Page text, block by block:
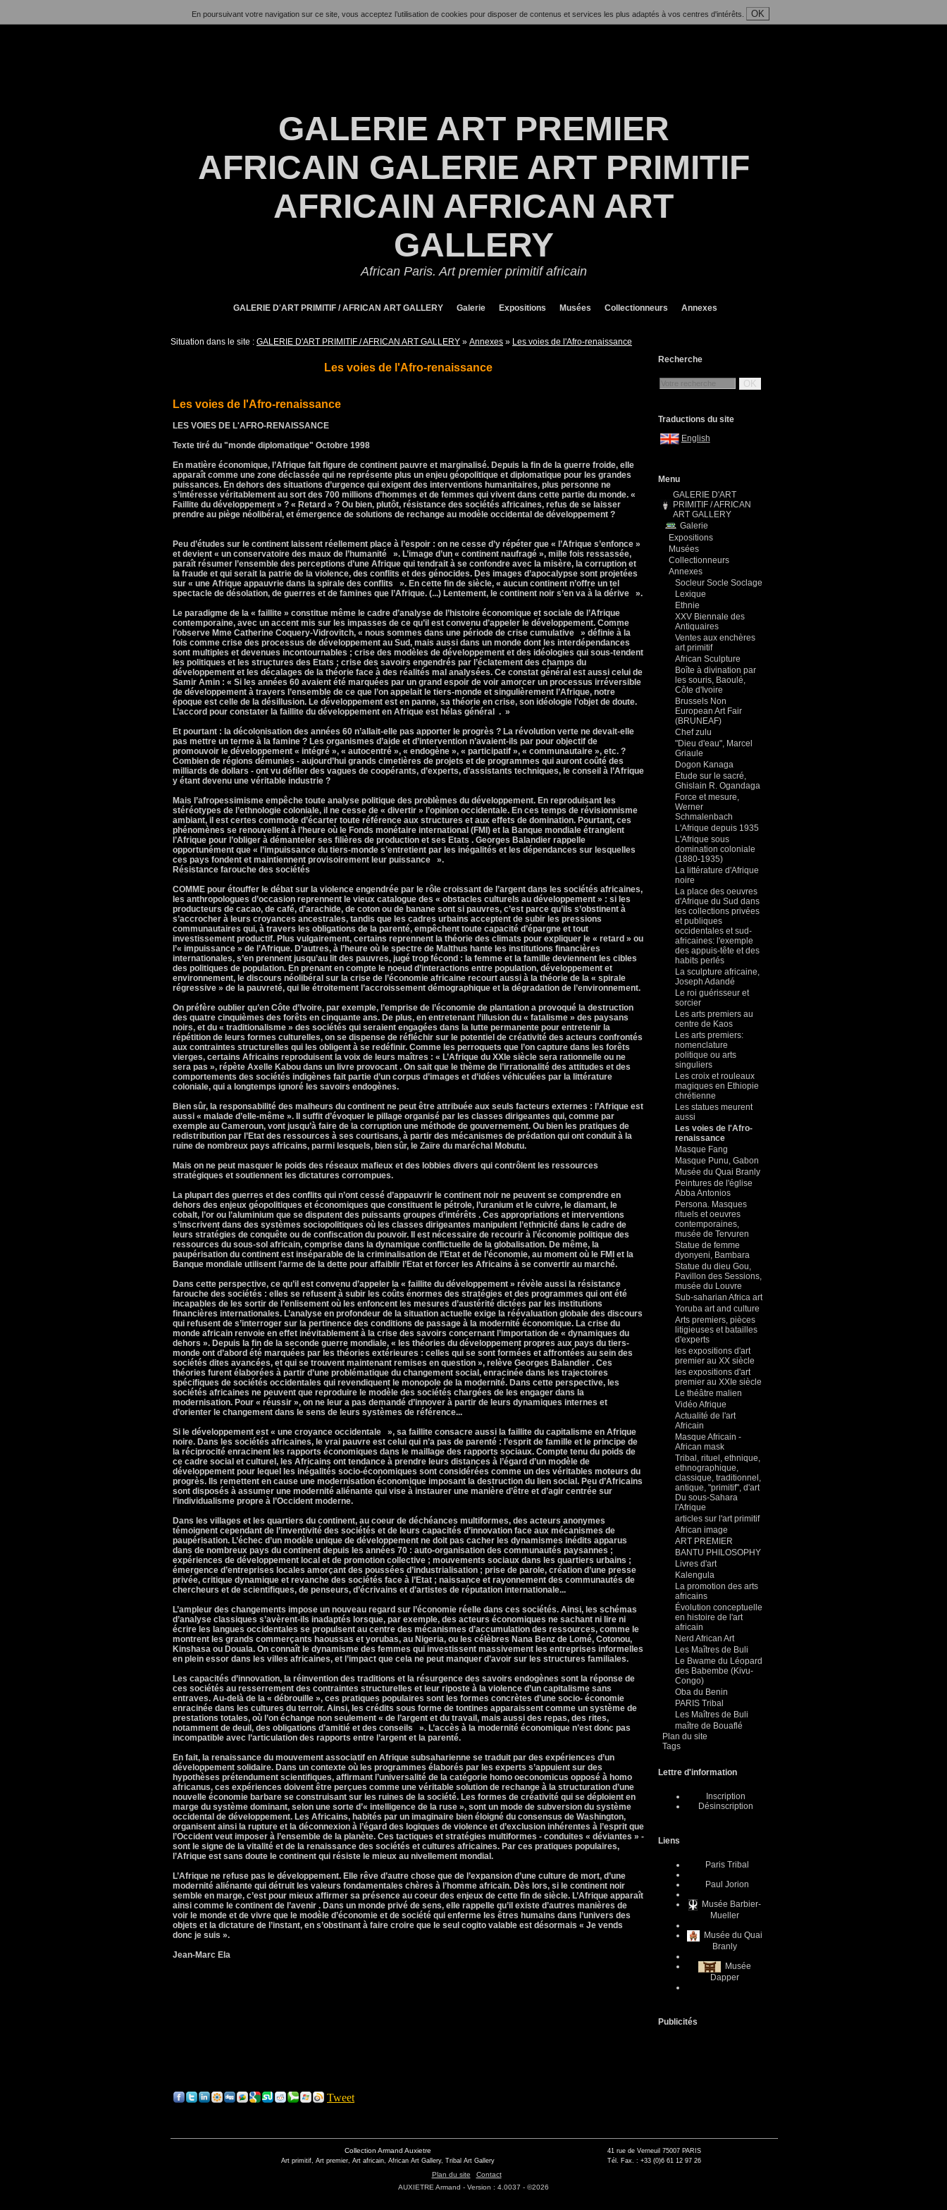
En poursuivant votre navigation sur ce site, vous acceptez l’utilisation de cookies pour disposer de contenus et services les plus adaptés à vos centres d'intérêts. OK
GALERIE ART PREMIER
AFRICAIN GALERIE ART PRIMITIF
AFRICAIN AFRICAN ART
GALLERY
African Paris. Art premier primitif africain
GALERIE D'ART PRIMITIF / AFRICAN ART GALLERY Galerie Expositions Musées Collectionneurs Annexes
Situation dans le site : GALERIE D'ART PRIMITIF / AFRICAN ART GALLERY » Annexes » Les voies de l'Afro-renaissance
Les voies de l'Afro-renaissance
Les voies de l'Afro-renaissance
LES VOIES DE L'AFRO-RENAISSANCE
Texte tiré du "monde diplomatique" Octobre 1998
En matière économique, l’Afrique fait figure de continent pauvre et marginalisé. Depuis la fin de la guerre froide, elle
apparaît comme une zone déclassée qui ne représente plus un enjeu géopolitique et diplomatique pour les grandes
puissances. En dehors des situations d’urgence qui exigent des interventions humanitaires, plus personne ne
s’intéresse véritablement au sort des 700 millions d’hommes et de femmes qui vivent dans cette partie du monde. «
Faillite du développement » ? « Retard » ? Ou bien, plutôt, résistance des sociétés africaines, refus de se laisser
prendre au piège néolibéral, et émergence de solutions de rechange au modèle occidental de développement ?
Peu d’études sur le continent laissent réellement place à l’espoir : on ne cesse d’y répéter que « l’Afrique s’enfonce »
et devient « un conservatoire des maux de l’humanité ». L’image d’un « continent naufragé », mille fois ressassée,
paraît résumer l’ensemble des perceptions d’une Afrique qui tendrait à se confondre avec la misère, la corruption et
la fraude et qui serait la patrie de la violence, des conflits et des génocides. Des images d’apocalypse sont projetées
sur « une Afrique appauvrie dans la spirale des conflits ». En cette fin de siècle, « aucun continent n’offre un tel
spectacle de désolation, de guerres et de famines que l’Afrique. (...) Lentement, le continent noir s’en va à la dérive ».
Le paradigme de la « faillite » constitue même le cadre d’analyse de l’histoire économique et sociale de l’Afrique
contemporaine, avec un accent mis sur les impasses de ce qu’il est convenu d’appeler le développement. Comme
l’observe Mme Catherine Coquery-Vidrovitch, « nous sommes dans une période de crise cumulative » définie à la
fois comme crise des processus de développement au Sud, mais aussi dans un monde dont les interdépendances
sont multiples et devenues incontournables ; crise des modèles de développement et des idéologies qui sous-tendent
les politiques et les structures des Etats ; crise des savoirs engendrés par l’éclatement des champs du
développement et les décalages de la théorie face à des réalités mal analysées. Ce constat général est aussi celui de
Samir Amin : « Si les années 60 avaient été marquées par un grand espoir de voir amorcer un processus irréversible
de développement à travers l’ensemble de ce que l’on appelait le tiers-monde et singulièrement l’Afrique, notre
époque est celle de la désillusion. Le développement est en panne, sa théorie en crise, son idéologie l’objet de doute.
L’accord pour constater la faillite du développement en Afrique est hélas général . »
Et pourtant : la décolonisation des années 60 n’allait-elle pas apporter le progrès ? La révolution verte ne devait-elle
pas mettre un terme à la famine ? Les organismes d’aide et d’intervention n’avaient-ils par pour objectif de
promouvoir le développement « intégré », « autocentré », « endogène », « participatif », « communautaire », etc. ?
Combien de régions démunies - aujourd’hui grands cimetières de projets et de programmes qui auront coûté des
milliards de dollars - ont vu défiler des vagues de coopérants, d’experts, d’assistants techniques, le conseil à l’Afrique
y étant devenu une véritable industrie ?
Mais l’afropessimisme empêche toute analyse politique des problèmes du développement. En reproduisant les
stéréotypes de l’ethnologie coloniale, il ne cesse de « divertir » l’opinion occidentale. En ces temps de révisionnisme
ambiant, il est certes commode d’écarter toute référence aux structures et aux effets de domination. Pourtant, ces
phénomènes se renouvellent à l’heure où le Fonds monétaire international (FMI) et la Banque mondiale étranglent
l’Afrique pour l’obliger à démanteler ses filières de production et ses Etats . Georges Balandier rappelle
opportunément que « l’impuissance du tiers-monde s’entretient par les inégalités et les dépendances sur lesquelles
ces pays fondent et maintiennent provisoirement leur puissance ».
Résistance farouche des sociétés
COMME pour étouffer le débat sur la violence engendrée par le rôle croissant de l’argent dans les sociétés africaines,
les anthropologues d’occasion reprennent le vieux catalogue des « obstacles culturels au développement » : si les
producteurs de cacao, de café, d’arachide, de coton ou de banane sont si pauvres, c’est parce qu’ils s’obstinent à
s’accrocher à leurs croyances ancestrales, tandis que les cadres urbains acceptent de subir les pressions
communautaires qui, à travers les obligations de la parenté, empêchent toute capacité d’épargne et tout
investissement productif. Plus vulgairement, certains reprennent la théorie des climats pour expliquer le « retard » ou
l’« impuissance » de l’Afrique. D’autres, à l’heure où le spectre de Malthus hante les institutions financières
internationales, s’en prennent jusqu’au lit des pauvres, jugé trop fécond : la femme et la famille deviennent les cibles
des politiques de population. En prenant en compte le noeud d’interactions entre population, développement et
environnement, le discours néolibéral sur la crise de l’économie africaine recourt aussi à la théorie de la « spirale
régressive » de la pauvreté, qui lie étroitement l’accroissement démographique et la dégradation de l’environnement.
On préfère oublier qu’en Côte d’Ivoire, par exemple, l’emprise de l’économie de plantation a provoqué la destruction
des quatre cinquièmes des forêts en cinquante ans. De plus, en entretenant l’illusion du « fatalisme » des paysans
noirs, et du « traditionalisme » des sociétés qui seraient engagées dans la lutte permanente pour entretenir la
répétition de leurs formes culturelles, on se dispense de réfléchir sur le potentiel de créativité des acteurs confrontés
aux contraintes structurelles qui les obligent à se redéfinir. Comme les perroquets que l’on capture dans les forêts
vierges, certains Africains reproduisent la voix de leurs maîtres : « L’Afrique du XXIe siècle sera rationnelle ou ne
sera pas », répète Axelle Kabou dans un livre provocant . On sait que le thème de l’irrationalité des attitudes et des
comportements des sociétés indigènes fait partie d’un corpus d’images et d’idées véhiculées par la littérature
coloniale, qui a longtemps ignoré les savoirs endogènes.
Bien sûr, la responsabilité des malheurs du continent ne peut être attribuée aux seuls facteurs externes : l’Afrique est
aussi « malade d’elle-même ». Il suffit d’évoquer le pillage organisé par les classes dirigeantes qui, comme par
exemple au Cameroun, vont jusqu’à faire de la corruption une méthode de gouvernement. Ou bien les pratiques de
redistribution par l’Etat des ressources à ses courtisans, à partir des mécanismes de prédation qui ont conduit à la
ruine de nombreux pays africains, parmi lesquels, bien sûr, le Zaïre du maréchal Mobutu.
Mais on ne peut masquer le poids des réseaux mafieux et des lobbies divers qui contrôlent les ressources
stratégiques et soutiennent les dictatures corrompues.
La plupart des guerres et des conflits qui n’ont cessé d’appauvrir le continent noir ne peuvent se comprendre en
dehors des enjeux géopolitiques et économiques que constituent le pétrole, l’uranium et le cuivre, le diamant, le
cobalt, l’or ou l’aluminium que se disputent des puissants groupes d’intérêts . Ces appropriations et interventions
s’inscrivent dans des systèmes sociopolitiques où les classes dirigeantes manipulent l’ethnicité dans le cadre de
leurs stratégies de conquête ou de confiscation du pouvoir. Il est nécessaire de recourir à l’économie politique des
ressources du sous-sol africain, comprise dans la dynamique conflictuelle de la globalisation. De même, la
paupérisation du continent est inséparable de la criminalisation de l’Etat et de l’économie, au moment où le FMI et la
Banque mondiale utilisent l’arme de la dette pour affaiblir l’Etat et forcer les Africains à se convertir au marché.
Dans cette perspective, ce qu’il est convenu d’appeler la « faillite du développement » révèle aussi la résistance
farouche des sociétés : elles se refusent à subir les coûts énormes des stratégies et des programmes qui ont été
incapables de les sortir de l’enlisement où les enfoncent les mesures d’austérité dictées par les institutions
financières internationales. L’analyse en profondeur de la situation actuelle exige la réévaluation globale des discours
qui refusent de s’interroger sur la pertinence des conditions de passage à la modernité économique. La crise du
monde africain renvoie en effet inévitablement à la crise des savoirs concernant l’importation de « dynamiques du
dehors ». Depuis la fin de la seconde guerre mondiale, « les théories du développement propres aux pays du tiers-
monde ont d’abord été marquées par les théories extérieures : celles qui se sont formées et affrontées au sein des
sociétés dites avancées, et qui se trouvent maintenant remises en question », relève Georges Balandier . Ces
théories furent élaborées à partir d’une problématique du changement social, enracinée dans les trajectoires
spécifiques de sociétés occidentales qui revendiquent le monopole de la modernité. Dans cette perspective, les
sociétés africaines ne peuvent que reproduire le modèle des sociétés chargées de les engager dans la
modernisation. Pour « réussir », on ne leur a pas demandé d’innover à partir de leurs dynamiques internes et
d’orienter le changement dans le sens de leurs systèmes de référence...
Si le développement est « une croyance occidentale », sa faillite consacre aussi la faillite du capitalisme en Afrique
noire. Dans les sociétés africaines, le vrai pauvre est celui qui n’a pas de parenté : l’esprit de famille et le principe de
la réciprocité enracinent les rapports économiques dans le maillage des rapports sociaux. Compte tenu du poids de
ce cadre social et culturel, les Africains ont tendance à prendre leurs distances à l’égard d’un modèle de
développement pour lequel les inégalités socio-économiques sont considérées comme un des véritables moteurs du
progrès. Ils remettent en cause une modernisation économique imposant la destruction du lien social. Peu d’Africains
sont disposés à assumer une modernité aliénante qui vise à instaurer une manière d’être et d’agir centrée sur
l’individualisme propre à l’Occident moderne.
Dans les villages et les quartiers du continent, au coeur de déchéances multiformes, des acteurs anonymes
témoignent cependant de l’inventivité des sociétés et de leurs capacités d’innovation face aux mécanismes de
paupérisation. L’échec d’un modèle unique de développement ne doit pas cacher les dynamismes inédits apparus
dans de nombreux pays du continent depuis les années 70 : auto-organisation des communautés paysannes ;
expériences de développement local et de promotion collective ; mouvements sociaux dans les quartiers urbains ;
émergence d’entreprises locales amorçant des poussées d’industrialisation ; prise de parole, création d’une presse
privée, critique dynamique et revanche des sociétés face à l’Etat ; naissance et rayonnement des communautés de
chercheurs et de scientifiques, de penseurs, d’écrivains et d’artistes de réputation internationale...
L’ampleur des changements impose un nouveau regard sur l’économie réelle dans ces sociétés. Ainsi, les schémas
d’analyse classiques s’avèrent-ils inadaptés lorsque, par exemple, des acteurs économiques ne sachant ni lire ni
écrire les langues occidentales se propulsent au centre des mécanismes d’accumulation des ressources, comme le
montrent les grands commerçants haoussas et yorubas, au Nigeria, ou les célèbres Nana Benz de Lomé, Cotonou,
Kinshasa ou Douala. On connaît le dynamisme des femmes qui investissent massivement les entreprises informelles
en plein essor dans les villes africaines, et l’impact que cela ne peut manquer d’avoir sur les structures familiales.
Les capacités d’innovation, la réinvention des traditions et la résurgence des savoirs endogènes sont la réponse de
ces sociétés au resserrement des contraintes structurelles et leur riposte à la violence d’un capitalisme sans
entraves. Au-delà de la « débrouille », ces pratiques populaires sont les formes concrètes d’une socio- économie
enracinée dans les cultures du terroir. Ainsi, les crédits sous forme de tontines apparaissent comme un système de
prestations totales, où l’on échange non seulement « de l’argent et du travail, mais aussi des repas, des rites,
notamment de deuil, des obligations d’amitié et des conseils ». L’accès à la modernité économique n’est donc pas
incompatible avec l’articulation des rapports entre l’argent et la parenté.
En fait, la renaissance du mouvement associatif en Afrique subsaharienne se traduit par des expériences d’un
développement solidaire. Dans un contexte où les programmes élaborés par les experts s’appuient sur des
hypothèses prétendument scientifiques, affirmant l’universalité de la catégorie homo oeconomicus opposé à homo
africanus, ces expériences doivent être perçues comme une véritable solution de rechange à la structuration d’une
nouvelle économie barbare se construisant sur les ruines de la société. Les formes de créativité qui se déploient en
marge du système dominant, selon une sorte d’« intelligence de la ruse », sont un mode de subversion du système
occidental de développement. Les Africains, habités par un imaginaire bien éloigné du consensus de Washington,
organisent ainsi la rupture et la déconnexion à l’égard des logiques de violence et d’exclusion inhérentes à l’esprit que
l’Occident veut imposer à l’ensemble de la planète. Ces tactiques et stratégies multiformes - conduites « déviantes » -
sont le signe de la vitalité et de la renaissance des sociétés et cultures africaines. Par ces pratiques populaires,
l’Afrique est sans doute le continent qui résiste le mieux au nivellement mondial.
L’Afrique ne refuse pas le développement. Elle rêve d’autre chose que de l’expansion d’une culture de mort, d’une
modernité aliénante qui détruit les valeurs fondamentales chères à l’homme africain. Dès lors, si le continent noir
semble en marge, c’est pour mieux affirmer sa présence au coeur des enjeux de cette fin de siècle. L’Afrique apparaît
ainsi comme le continent de l’avenir . Dans un monde privé de sens, elle rappelle qu’il existe d’autres manières de
voir le monde et de vivre que le modèle d’économie et de société qui enferme les êtres humains dans l’univers des
objets et la dictature de l’instant, en s’obstinant à faire croire que le seul cogito valable est désormais « Je vends
donc je suis ».
Jean-Marc Ela
Tweet
Recherche
OK
Traductions du site
English
Menu
GALERIE D'ART
PRIMITIF / AFRICAN
ART GALLERY
Galerie
Expositions
Musées
Collectionneurs
Annexes
Socleur Socle Soclage
Lexique
Ethnie
XXV Biennale des
Antiquaires
Ventes aux enchères
art primitif
African Sculpture
Boîte à divination par
les souris, Baoulé,
Côte d'Ivoire
Brussels Non
European Art Fair
(BRUNEAF)
Chef zulu
"Dieu d'eau", Marcel
Griaule
Dogon Kanaga
Etude sur le sacré,
Ghislain R. Ogandaga
Force et mesure,
Werner
Schmalenbach
L'Afrique depuis 1935
L'Afrique sous
domination coloniale
(1880-1935)
La littérature d'Afrique
noire
La place des oeuvres
d'Afrique du Sud dans
les collections privées
et publiques
occidentales et sud-
africaines: l'exemple
des appuis-tête et des
habits perlés
La sculpture africaine,
Joseph Adandé
Le roi guérisseur et
sorcier
Les arts premiers au
centre de Kaos
Les arts premiers:
nomenclature
politique ou arts
singuliers
Les croix et rouleaux
magiques en Ethiopie
chrétienne
Les statues meurent
aussi
Les voies de l'Afro-
renaissance
Masque Fang
Masque Punu, Gabon
Musée du Quai Branly
Peintures de l'église
Abba Antonios
Persona. Masques
rituels et oeuvres
contemporaines,
musée de Tervuren
Statue de femme
dyonyeni, Bambara
Statue du dieu Gou,
Pavillon des Sessions,
musée du Louvre
Sub-saharian Africa art
Yoruba art and culture
Arts premiers, pièces
litigieuses et batailles
d'experts
les expositions d'art
premier au XX siècle
les expositions d'art
premier au XXIe siècle
Le théâtre malien
Vidéo Afrique
Actualité de l'art
Africain
Masque Africain -
African mask
Tribal, rituel, ethnique,
ethnographique,
classique, traditionnel,
antique, "primitif", d'art
Du sous-Sahara
l'Afrique
articles sur l'art primitif
African image
ART PREMIER
BANTU PHILOSOPHY
Livres d'art
Kalengula
La promotion des arts
africains
Évolution conceptuelle
en histoire de l'art
africain
Nerd African Art
Les Maîtres de Buli
Le Bwame du Léopard
des Babembe (Kivu-
Congo)
Oba du Benin
PARIS Tribal
Les Maîtres de Buli
maître de Bouaflé
Plan du site
Tags
Lettre d'information
Inscription
Désinscription
Liens
Paris Tribal
Paul Jorion
Musée Barbier-
Mueller
Musée du Quai
Branly
Musée
Dapper
Publicités
Collection Armand Auxietre
Art primitif, Art premier, Art africain, African Art Gallery, Tribal Art Gallery
41 rue de Verneuil 75007 PARIS
Tél. Fax. : +33 (0)6 61 12 97 26
Plan du site
Contact
AUXIETRE Armand - Version : 4.0037 - ©2026